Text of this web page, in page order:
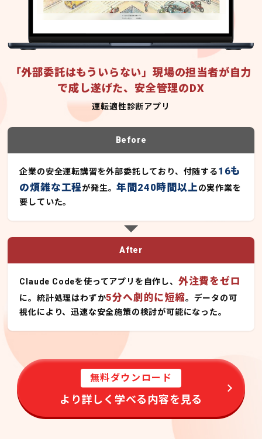
「外部委託はもういらない」現場の担当者が自力
で成し遂げた、安全管理のDX
運転適性診断アプリ
Before
企業の安全運転講習を外部委託しており、付随する16も
の煩雑な工程が発生。年間240時間以上の実作業を
要していた。
After
Claude Codeを使ってアプリを自作し、 外注費をゼロ
に。統計処理はわずか5分へ劇的に短縮。データの可
視化により、迅速な安全施策の検討が可能になった。
無料ダウンロード
より詳しく学べる内容を見る